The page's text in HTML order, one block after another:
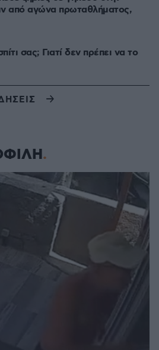
από αγώνα πρωταθλήματος,
σας; Γιατί δεν πρέπει να το